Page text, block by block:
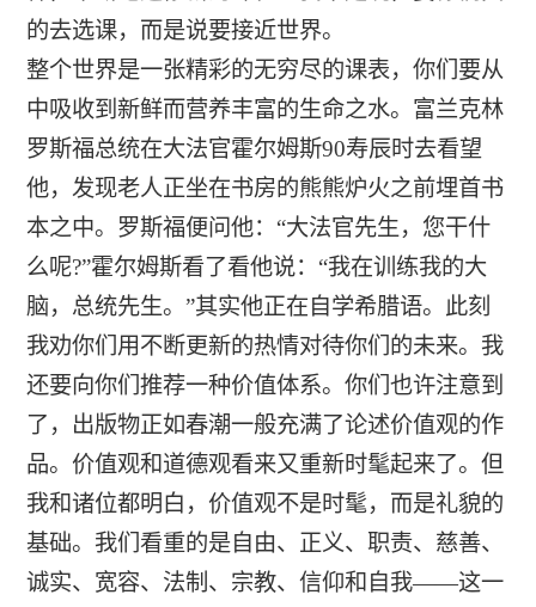
的去选课，而是说要接近世界。
整个世界是一张精彩的无穷尽的课表，你们要从
中吸收到新鲜而营养丰富的生命之水。富兰克林
罗斯福总统在大法官霍尔姆斯90寿辰时去看望
他，发现老人正坐在书房的熊熊炉火之前埋首书
本之中。罗斯福便问他：“大法官先生，您干什
么呢?”霍尔姆斯看了看他说：“我在训练我的大
脑，总统先生。”其实他正在自学希腊语。此刻
我劝你们用不断更新的热情对待你们的未来。我
还要向你们推荐一种价值体系。你们也许注意到
了，出版物正如春潮一般充满了论述价值观的作
品。价值观和道德观看来又重新时髦起来了。但
我和诸位都明白，价值观不是时髦，而是礼貌的
基础。我们看重的是自由、正义、职责、慈善、
诚实、宽容、法制、宗教、信仰和自我――这一